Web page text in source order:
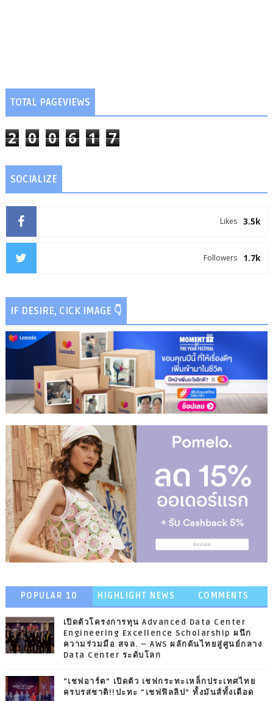
TOTAL PAGEVIEWS
2 0 0 6 1 7
SOCIALIZE
3.5k
Likes
1.7k
Followers
IF DESIRE, CICK IMAGE 👇
POPULAR 10 HIGHLIGHT NEWS COMMENTS
เปิดตัวโครงการทุน Advanced Data Center
Engineering Excellence Scholarship ผนึก
ความร่วมมือ สจล. – AWS ผลักดันไทยสู่ศูนย์กลาง
Data Center ระดับโลก
“เชฟอาร์ต” เปิดตัว เชฟกระทะเหล็กประเทศไทย
ครบรสชาติ!!ปะทะ “เชฟฟิลลิป” ทั้งมันส์ทั้งเดือด